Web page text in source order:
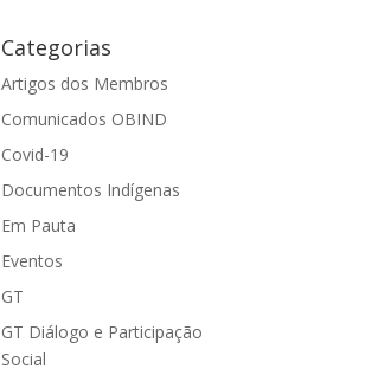
Categorias
Artigos dos Membros
Comunicados OBIND
Covid-19
Documentos Indígenas
Em Pauta
Eventos
GT
GT Diálogo e Participação
Social